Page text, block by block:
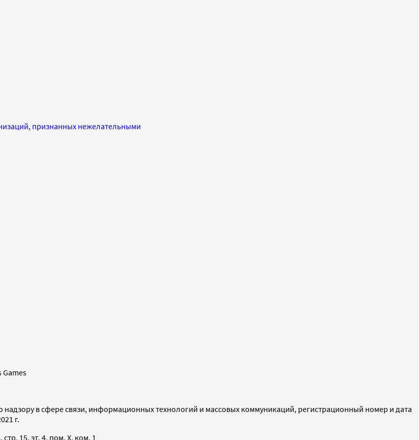
признанных нежелательными
Games
в сфере связи, информационных технологий и массовых коммуникаций, регистрационный номер и дата
г.
15, эт. 4, пом. X, ком. 1